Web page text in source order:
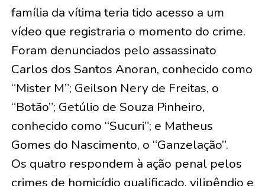
família da vítima teria tido acesso a um
vídeo que registraria o momento do crime.
Foram denunciados pelo assassinato
Carlos dos Santos Anoran, conhecido como
“Mister M”; Geilson Nery de Freitas, o
“Botão”; Getúlio de Souza Pinheiro,
conhecido como “Sucuri”; e Matheus
Gomes do Nascimento, o “Ganzelação”.
Os quatro respondem à ação penal pelos
crimes de homicídio qualificado, vilipêndio e